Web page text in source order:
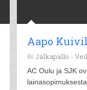
Aapo
Jalkapallo -
AC Oulu ja SJK